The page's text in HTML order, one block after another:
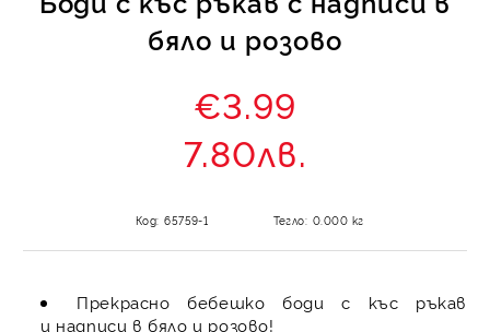
бяло и розово
€3.99
7.80лв.
Код: 65759-1 Тегло: 0.000 кг
Прекрасно бебешко боди с къс ръкав
и надписи в бяло и розово!